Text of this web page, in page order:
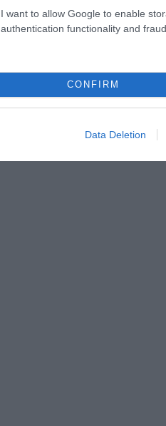
I want to allow Google to enable
authentication functionality and
CONFIRM
Data Deletion